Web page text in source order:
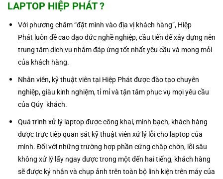
LAPTOP HIỆP PHÁT ?
Với phương châm “đặt mình vào địa vị khách hàng”, Hiệp
Phát luôn đề cao đạo đức nghề nghiệp, cầu tiến để xây dựng nên
trung tâm dịch vụ nhằm đáp ứng tốt nhất yêu cầu và mong mỏi
của khách hàng.
Nhân viên, kỹ thuật viên tại Hiệp Phát được đào tạo chuyên
nghiệp, giàu kinh nghiệm, tỉ mỉ và tận tâm phục vụ mọi yêu cầu
của Qúy khách.
Quá trình xử lý laptop được công khai, minh bạch, khách hàng
được trực tiếp quan sát kỹ thuật viên xử lý lỗi cho laptop của
mình. Đối với những trường hợp phần cứng chập chờn, lỗi sâu
không xử lý lấy ngay được trong một đến hai tiếng, khách hàng
sẽ được ký nhận và chụp ảnh trên toàn bộ linh kiện trên máy của